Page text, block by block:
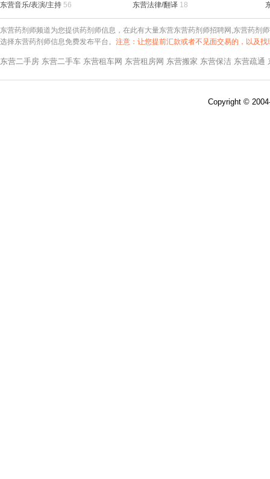
东营音乐/表演/主持 56 东营法律/翻译 18
东营药剂师频道为您提供药剂师信息，在此有大量东营东营药剂师招聘网,东营药剂
选择东营药剂师信息免费发布平台。 注意：让您提前汇款或者不见面交易的，以及
东营二手房 东营二手车 东营租车网 东营租房网 东营搬家 东营保洁 东营疏通
Copyright ©